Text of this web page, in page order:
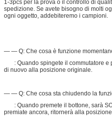
1-3pcs per la prova o il controllo di
spedizione. Se avete bisogno di molti
ogni oggetto, addebiteremo i campioni.
— — Q: Che cosa è funzione
: Quando spingete il commutatore e
di nuovo alla posizione originale.
— — Q: Che cosa sta chiudendo la
: Quando premete il bottone, sarà
premiate ancora, ritornerà alla